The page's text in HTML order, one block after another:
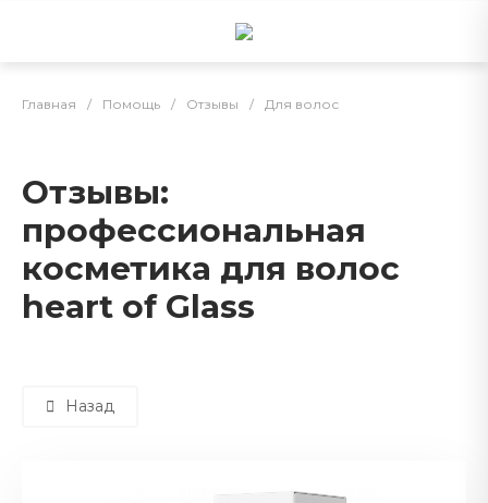
Главная / Помощь / Отзывы / Для волос
Отзывы:
профессиональная
косметика для волос
heart of Glass
Назад